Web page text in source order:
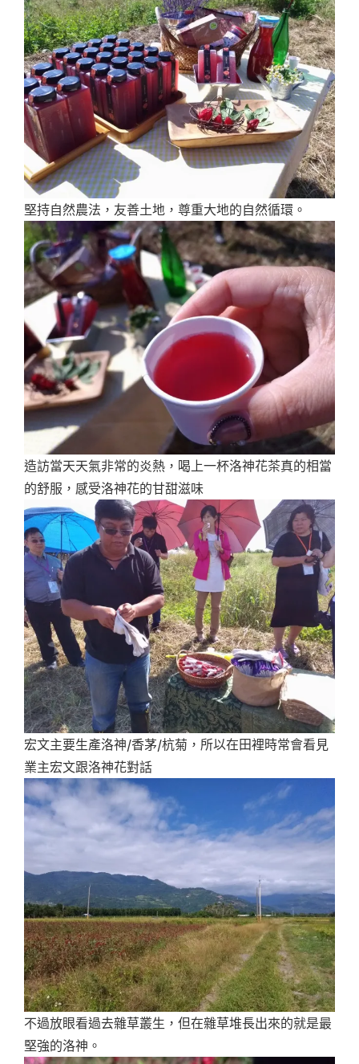
堅持自然農法，友善土地，尊重大地的自然循環。
造訪當天天氣非常的炎熱，喝上一杯洛神花茶真的相當
的舒服，感受洛神花的甘甜滋味
宏文主要生產洛神/香茅/杭菊，所以在田裡時常會看見
業主宏文跟洛神花對話
不過放眼看過去雜草叢生，但在雜草堆長出來的就是最
堅強的洛神。